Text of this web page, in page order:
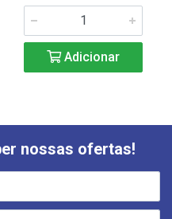
Adicionar
nossas ofertas!